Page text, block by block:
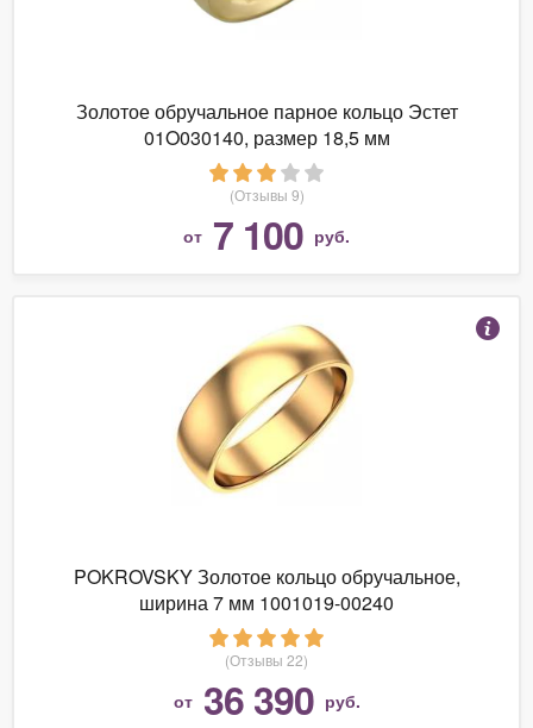
Золотое обручальное парное кольцо Эстет
01O030140, размер 18,5 мм
(Отзывы 9)
от 7 100 руб.
POKROVSKY Золотое кольцо обручальное,
ширина 7 мм 1001019-00240
(Отзывы 22)
от 36 390 руб.